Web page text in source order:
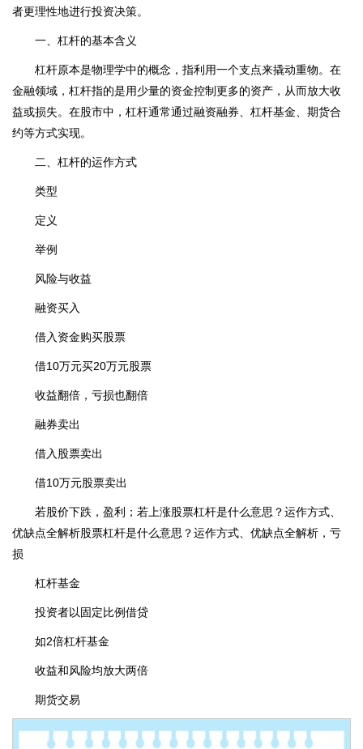
者更理性地进行投资决策。
一、杠杆的基本含义
杠杆原本是物理学中的概念，指利用一个支点来撬动重物。在
金融领域，杠杆指的是用少量的资金控制更多的资产，从而放大收
益或损失。在股市中，杠杆通常通过融资融券、杠杆基金、期货合
约等方式实现。
二、杠杆的运作方式
类型
定义
举例
风险与收益
融资买入
借入资金购买股票
借10万元买20万元股票
收益翻倍，亏损也翻倍
融券卖出
借入股票卖出
借10万元股票卖出
若股价下跌，盈利；若上涨股票杠杆是什么意思？运作方式、
优缺点全解析股票杠杆是什么意思？运作方式、优缺点全解析，亏
损
杠杆基金
投资者以固定比例借贷
如2倍杠杆基金
收益和风险均放大两倍
期货交易